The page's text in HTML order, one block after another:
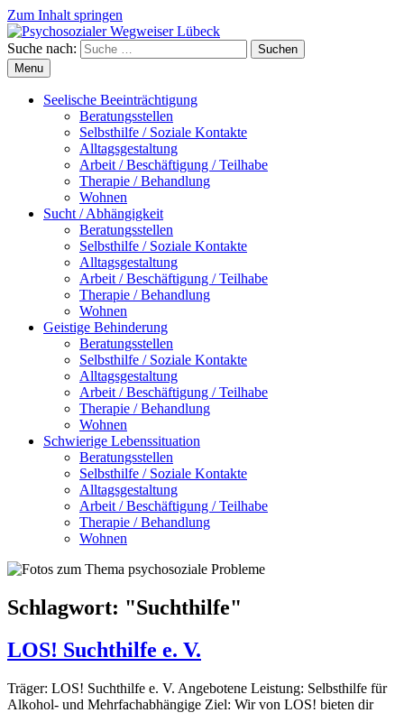
Zum Inhalt springen
Suche nach:
Suchen
Menu
Seelische Beeinträchtigung
Beratungsstellen
Selbsthilfe / Soziale Kontakte
Alltagsgestaltung
Arbeit / Beschäftigung / Teilhabe
Therapie / Behandlung
Wohnen
Sucht / Abhängigkeit
Beratungsstellen
Selbsthilfe / Soziale Kontakte
Alltagsgestaltung
Arbeit / Beschäftigung / Teilhabe
Therapie / Behandlung
Wohnen
Geistige Behinderung
Beratungsstellen
Selbsthilfe / Soziale Kontakte
Alltagsgestaltung
Arbeit / Beschäftigung / Teilhabe
Therapie / Behandlung
Wohnen
Schwierige Lebenssituation
Beratungsstellen
Selbsthilfe / Soziale Kontakte
Alltagsgestaltung
Arbeit / Beschäftigung / Teilhabe
Therapie / Behandlung
Wohnen
Schlagwort: "Suchthilfe"
LOS! Suchthilfe e. V.
Träger: LOS! Suchthilfe e. V. Angebotene Leistung: Selbsthilfe für
Alkohol- und Mehrfachabhängige Ziel: Wir von LOS! bieten dir